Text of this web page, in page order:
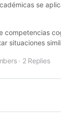
se
competencias
situaciones
· 2 Replies